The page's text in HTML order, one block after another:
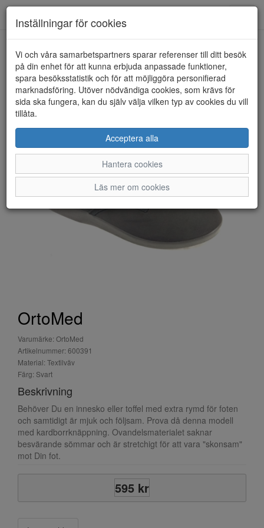
HEM ORTOMED
OrtoMed
Varumärke: OrtoMed
Artikelnummer: 600391
Material: Textilväv
Färg: Svart
Beskrivning
Behöver Du en innesko eller toffel med extra rymd för foten
och samtidigt är mjuk och följsam. Prova då denna modell
med kardborrknäppning. Ovandelsmaterialet saknar
besvärande sömmar och är stretchigt för att vara "skonsam"
mot Din fot.
595 kr
Inställningar för cookies
Vi och våra samarbetspartners sparar referenser till ditt besök
på din enhet för att kunna erbjuda anpassade funktioner,
spara besöksstatistik och för att möjliggöra personifierad
marknadsföring. Utöver nödvändiga cookies, som krävs för
sida ska fungera, kan du själv välja vilken typ av cookies du vill
tillåta.
Acceptera alla
Hantera cookies
Läs mer om cookies